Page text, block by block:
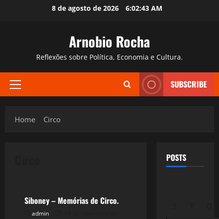
8 de agosto de 2026 6:02:44 AM
Arnobio Rocha
Reflexões sobre Política, Economia e Cultura.
Primary
SUBSCRIBE
Home Circo
Siboney – Memórias de Circo.
admin
POSTS